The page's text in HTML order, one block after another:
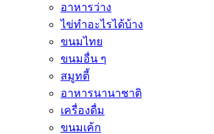
อาหารว่าง
ไข่ทำอะไรได้บ้าง
ขนมไทย
ขนมอื่น ๆ
สมูทตี้
อาหารนานาชาติ
เครื่องดื่ม
ขนมเค้ก